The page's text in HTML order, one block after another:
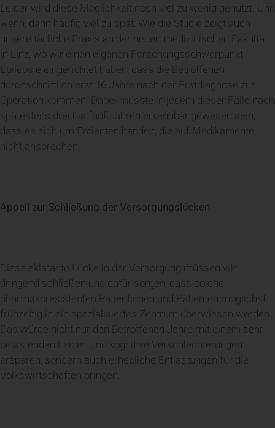
Leider wird diese Möglichkeit noch viel zu wenig genutzt. Und
wenn, dann häufig viel zu spät: Wie die Studie zeigt auch
unsere tägliche Praxis an der neuen medizinischen Fakultät
in Linz, wo wir einen eigenen Forschungsschwerpunkt
Epilepsie eingerichtet haben, dass die Betroffenen
durchschnittlich erst 16 Jahre nach der Erstdiagnose zur
Operation kommen. Dabei müsste in jedem dieser Fälle nach
spätestens drei bis fünf Jahren erkennbar gewesen sein,
dass es sich um Patienten handelt, die auf Medikamente
nicht ansprechen.
Appell zur Schließung der Versorgungslücken
Diese eklatante Lücke in der Versorgung müssen wir
dringend schließen und dafür sorgen, dass solche
pharmakoresistenten Patientinnen und Patienten möglichst
frühzeitig in ein spezialisiertes Zentrum überwiesen werden.
Das würde nicht nur den Betroffenen Jahre mit einem sehr
belastenden Leiden und kognitive Verschlechterungen
ersparen, sondern auch erhebliche Entlastungen für die
Volkswirtschaften bringen.